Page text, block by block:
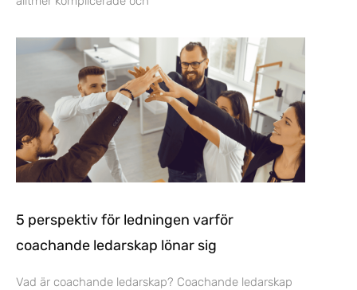
5 perspektiv för ledningen varför
coachande ledarskap lönar sig
Vad är coachande ledarskap? Coachande ledarskap